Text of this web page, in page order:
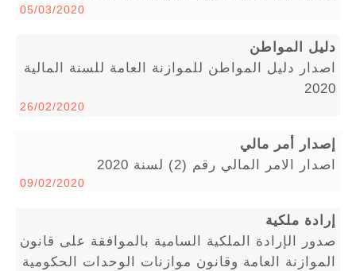
05/03/2020
دليل المواطن
اصدار دليل المواطن للموازنة العامة للسنة المالية
2020
26/02/2020
إصدار أمر مالي
اصدار الامر المالي رقم (2) لسنة 2020
09/02/2020
إرادة ملكية
صدور الإرادة الملكية السامية بالموافقة على قانون
الموازنة العامة وقانون موازنات الوحدات الحكومية